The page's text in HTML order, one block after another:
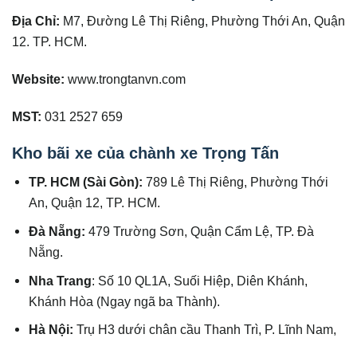
Địa Chỉ: M7, Đường Lê Thị Riêng, Phường Thới An, Quận
12. TP. HCM.
Website: www.trongtanvn.com
MST: 031 2527 659
Kho bãi xe của chành xe Trọng Tấn
TP. HCM (Sài Gòn): 789 Lê Thị Riêng, Phường Thới
An, Quận 12, TP. HCM.
Đà Nẵng:479 Trường Sơn, Quận Cẩm Lệ, TP. Đà
Nẵng.
Nha Trang: Số 10 QL1A, Suối Hiệp, Diên Khánh,
Khánh Hòa (Ngay ngã ba Thành).
Hà Nội:Trụ H3 dưới chân cầu Thanh Trì, P. Lĩnh Nam,